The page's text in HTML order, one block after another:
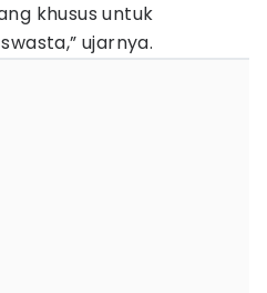
khusus untuk
ujarnya.